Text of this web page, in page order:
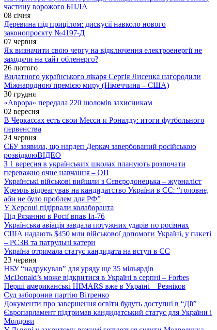
частину ворожого БПЛА
08 січня
Деревина під прицілом: дискусії навколо нового
законопроєкту №4197-Д
07 червня
Як визначити свою чергу на відключення електроенергії не
заходячи на сайт обленерго?
26 лютого
Видатного українського лікаря Сергія Лисенка нагородили
Міжнародною премією миру (Німеччина – США)
30 грудня
«Аврора» передала 220 шоломів захисникам
02 вересня
В Черкассах есть свои Месси и Роналду: итоги футбольного
первенства
24 червня
СБУ заявила, що нардеп Деркач завербований російською
розвідкоюВІДЕО
З 1 вересня в українських школах планують розпочати
переважно очне навчання – ОП
Українські військові вийшли з Сєвєродонецька – журналіст
Кремль відреагував на кандидатство України в ЄС: “головне,
аби не було проблем для РФ”
У Херсоні підірвали колаборанта
Під Рязанню в Росії впав Іл-76
Українська авіація завдала потужних ударів по росіянах
США надають $450 млн військової допомоги Україні, у пакеті
– РСЗВ та патрульні катери
Україна отримала статус кандидата на вступ в ЄС
23 червня
НБУ “надрукував” для уряду ще 35 мільярдів
McDonald’s може відкритися в Україні в серпні – Forbes
Перші американські HIMARS вже в Україні – Резніков
Суд заборонив партію Вітренко
Документи про завершення освіти будуть доступні в “Дії”
Європарламент підтримав кандидатський статус для України і
Молдови